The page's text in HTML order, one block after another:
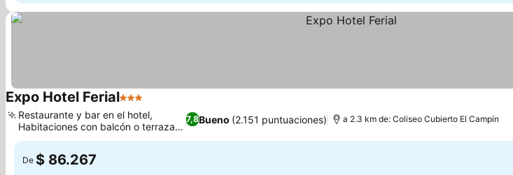
Expo Hotel Ferial3 Estrellas
7,8Bueno (2.151 puntuaciones)
Restaurante y bar en el hotel,
Habitaciones con balcón o terraza
privada
a 2.3 km de: Coliseo Cubierto El Campín
De $ 86.267